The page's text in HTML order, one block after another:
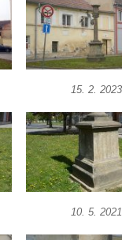
15. 2. 2023
10. 5. 2021